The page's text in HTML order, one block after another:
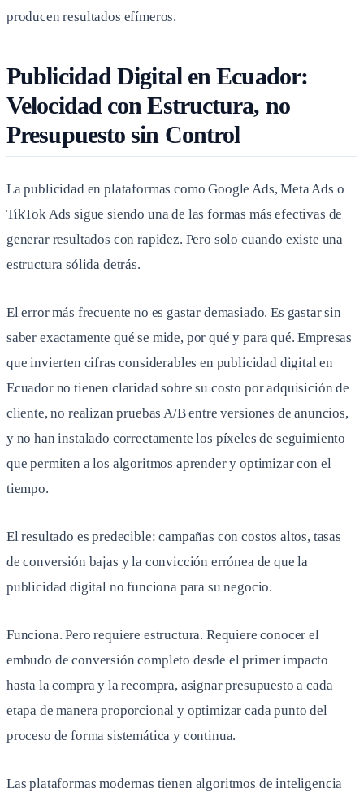
producen resultados efímeros.
Publicidad Digital en Ecuador:
Velocidad con Estructura, no
Presupuesto sin Control
La publicidad en plataformas como Google Ads, Meta Ads o
TikTok Ads sigue siendo una de las formas más efectivas de
generar resultados con rapidez. Pero solo cuando existe una
estructura sólida detrás.
El error más frecuente no es gastar demasiado. Es gastar sin
saber exactamente qué se mide, por qué y para qué. Empresas
que invierten cifras considerables en publicidad digital en
Ecuador no tienen claridad sobre su costo por adquisición de
cliente, no realizan pruebas A/B entre versiones de anuncios,
y no han instalado correctamente los píxeles de seguimiento
que permiten a los algoritmos aprender y optimizar con el
tiempo.
El resultado es predecible: campañas con costos altos, tasas
de conversión bajas y la convicción errónea de que la
publicidad digital no funciona para su negocio.
Funciona. Pero requiere estructura. Requiere conocer el
embudo de conversión completo desde el primer impacto
hasta la compra y la recompra, asignar presupuesto a cada
etapa de manera proporcional y optimizar cada punto del
proceso de forma sistemática y continua.
Las plataformas modernas tienen algoritmos de inteligencia